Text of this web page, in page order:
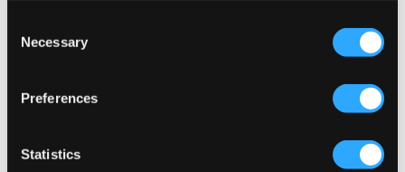
Selection
Necessary
Preferences
Statistics
UDSALG